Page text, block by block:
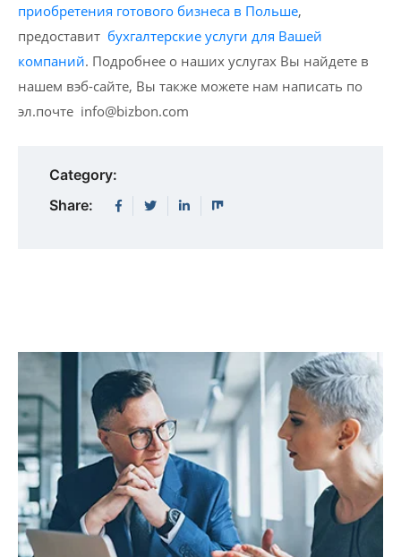
приобретения готового бизнеса в Польше,
предоставит бухгалтерские услуги для Вашей
компаний. Подробнее о наших услугах Вы найдете в
нашем вэб-сайте, Вы также можете нам написать по
эл.почте info@bizbon.com
Category:
Share: